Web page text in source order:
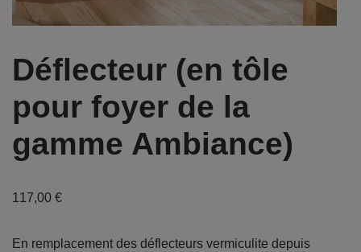
Déflecteur (en tôle
pour foyer de la
gamme Ambiance)
117,00 €
En remplacement des déflecteurs vermiculite depuis